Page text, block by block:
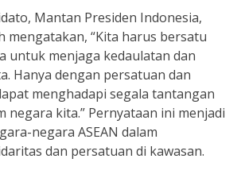
Mantan Presiden Indonesia,
mengatakan, “Kita harus bersatu
untuk menjaga kedaulatan dan
Hanya dengan persatuan dan
menghadapi segala tantangan
negara kita.” Pernyataan ini menjadi
negara ASEAN dalam
dan persatuan di kawasan.